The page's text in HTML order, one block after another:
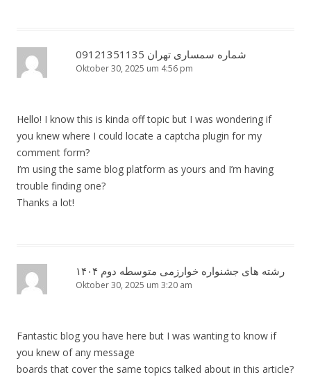
شماره سمساری تهران 09121351135
Oktober 30, 2025 um 4:56 pm
Hello! I know this is kinda off topic but I was wondering if
you knew where I could locate a captcha plugin for my
comment form?
I’m using the same blog platform as yours and I’m having
trouble finding one?
Thanks a lot!
رشته های جشنواره خوارزمی متوسطه دوم ۱۴۰۴
Oktober 30, 2025 um 3:20 am
Fantastic blog you have here but I was wanting to know if
you knew of any message
boards that cover the same topics talked about in this article?